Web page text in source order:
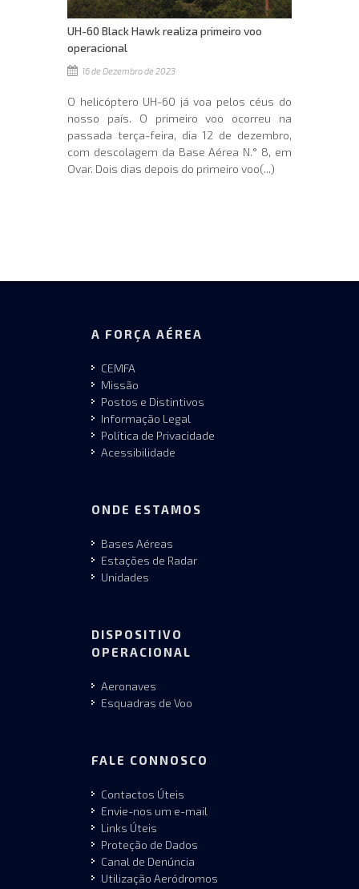
UH-60 Black Hawk realiza primeiro voo
operacional
16 de Dezembro de 2023
O helicóptero UH-60 já voa pelos céus do
nosso país. O primeiro voo ocorreu na
passada terça-feira, dia 12 de dezembro,
com descolagem da Base Aérea N.° 8, em
Ovar. Dois dias depois do primeiro voo(...)
A FORÇA AÉREA
CEMFA
Missão
Postos e Distintivos
Informação Legal
Política de Privacidade
Acessibilidade
ONDE ESTAMOS
Bases Aéreas
Estações de Radar
Unidades
DISPOSITIVO
OPERACIONAL
Aeronaves
Esquadras de Voo
FALE CONNOSCO
Contactos Úteis
Envie-nos um e-mail
Links Úteis
Proteção de Dados
Canal de Denúncia
Utilização Aeródromos